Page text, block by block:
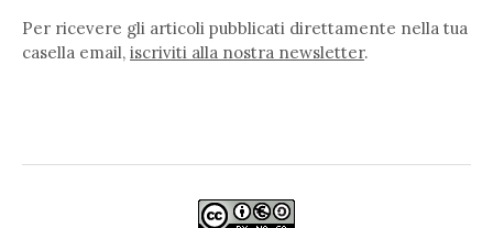
Per ricevere gli articoli pubblicati direttamente nella tua
casella email, iscriviti alla nostra newsletter.